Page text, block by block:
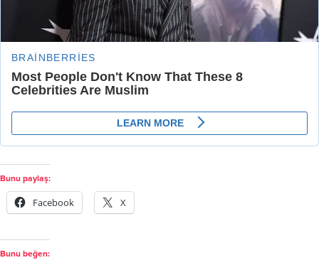
Bunu paylaş:
Facebook X
Bunu beğen: